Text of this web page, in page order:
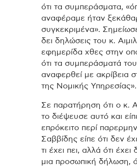
ότι τα συμπεράσματα,
αναφέραμε ήταν
συγκεκριμένα».
δει δηλώσεις του κ.
εφημερίδα χθες στην
ότι τα συμπεράσματά
αναφερθεί με ακρίβεια
της Νομικής Υπηρεσίας».
Σε παρατήρηση ότι ο κ.
το διέψευσε αυτό και
επρόκειτο περί
Σαββίδης είπε ότι δεν
τι έχει πει, αλλά ότι έχει
μια προσωπική δήλωση,